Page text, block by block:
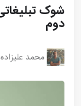
دوم
محمد علیزاده